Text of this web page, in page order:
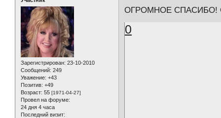
Зарегистрирован: 23-10-2010
Сообщений: 249
Уважение: +43
Позитив: +49
Возраст: 55 [1971-04-27]
Провел на форуме:
24 дня 4 часа
Последний визит:
ОГРОМНОЕ СПАСИБО!
0